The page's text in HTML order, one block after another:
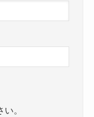
。